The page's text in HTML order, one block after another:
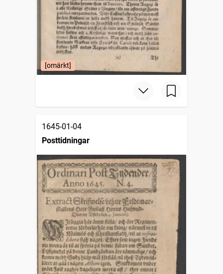
[omärkt]
1645-01-04
Posttidningar